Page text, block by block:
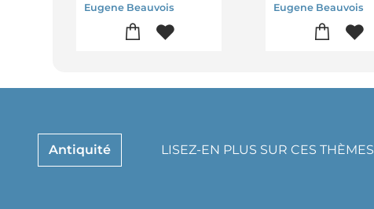
Eugene Beauvois Eugene Beauvois
Antiquité LISEZ-EN PLUS SUR CES THÈMES